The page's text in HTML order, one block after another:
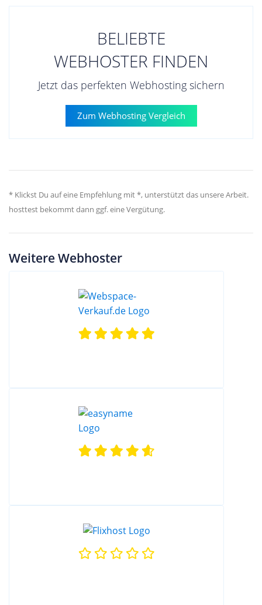
BELIEBTE
WEBHOSTER FINDEN
Jetzt das perfekten Webhosting sichern
Zum Webhosting Vergleich
* Klickst Du auf eine Empfehlung mit *, unterstützt das unsere Arbeit.
hosttest bekommt dann ggf. eine Vergütung.
Weitere Webhoster